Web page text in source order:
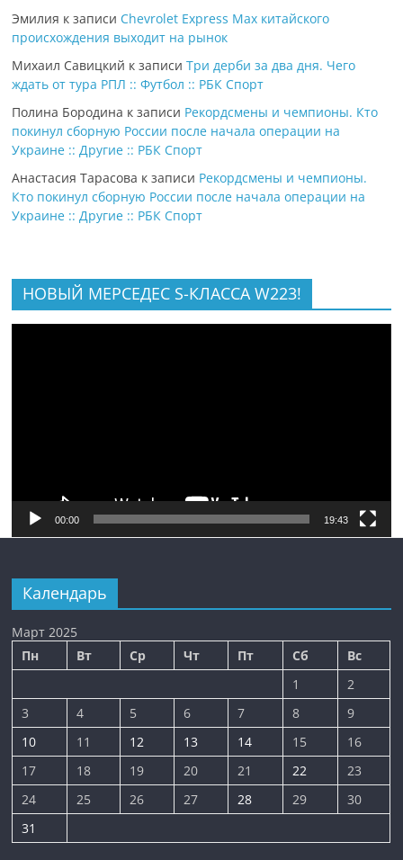
Эмилия к записи Chevrolet Express Max китайского
происхождения выходит на рынок
Михаил Савицкий к записиТри дерби за два дня. Чего
ждать от тура РПЛ :: Футбол :: РБК Спорт
Полина Бородина к записи Рекордсмены и чемпионы. Кто
покинул сборную России после начала операции на
Украине :: Другие :: РБК Спорт
Анастасия Тарасова к записи Рекордсмены и чемпионы.
Кто покинул сборную России после начала операции на
Украине :: Другие :: РБК Спорт
НОВЫЙ МЕРСЕДЕС S-КЛАССА W223!
00:00 19:43
Календарь
Март 2025
Пн
Вт Ср Чт Пт Сб
Вс
1
2
3
4 5 6 7 8
9
10
11 12 13 14 15
16
17
18 19 20 21 22
23
24
25 26 27 28 29
30
31